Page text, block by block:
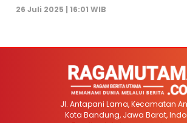
26 Juli 2025 | 16:01 WIB
Jl. Antapani Lama, Kecamatan
Kota Bandung, Jawa Barat,